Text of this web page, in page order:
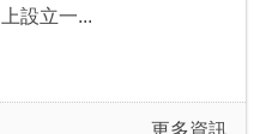
上設立一...